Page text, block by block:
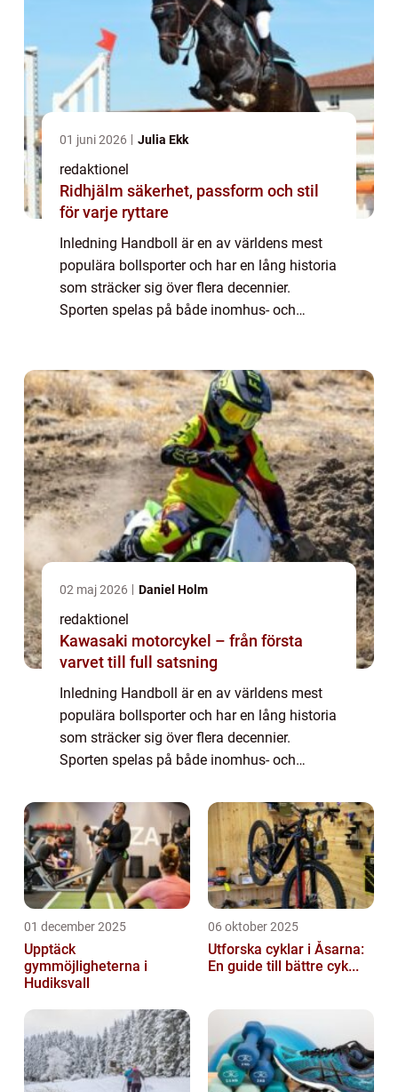
01 juni 2026 Julia Ekk
redaktionel
Ridhjälm säkerhet, passform och stil
för varje ryttare
Inledning Handboll är en av världens mest
populära bollsporter och har en lång historia
som sträcker sig över flera decennier.
Sporten spelas på både inomhus- och
kommer ...
02 maj 2026 Daniel Holm
redaktionel
Kawasaki motorcykel – från första
varvet till full satsning
Inledning Handboll är en av världens mest
populära bollsporter och har en lång historia
som sträcker sig över flera decennier.
Sporten spelas på både inomhus- och
olika delar av världen. I denna artikel
kommer ...
01 december 2025
Upptäck
gymmöjligheterna i
Hudiksvall
06 oktober 2025
Utforska cyklar i Åsarna:
En guide till bättre cyk...